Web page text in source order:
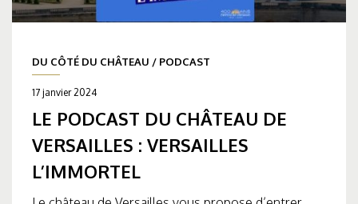
DU CÔTÉ DU CHÂTEAU / PODCAST
17 janvier 2024
LE PODCAST DU CHÂTEAU DE
VERSAILLES : VERSAILLES
L’IMMORTEL